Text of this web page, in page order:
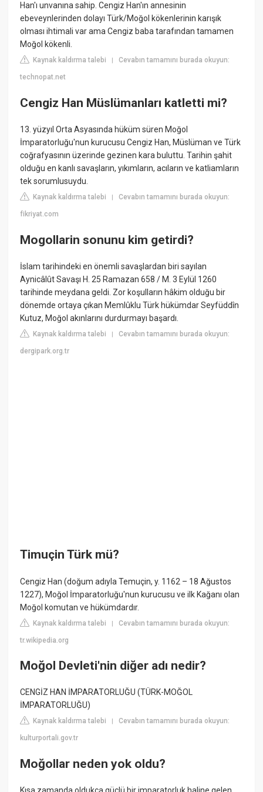
Han'ı unvanına sahip. Cengiz Han'ın annesinin
ebeveynlerinden dolayı Türk/Moğol kökenlerinin karışık
olması ihtimali var ama Cengiz baba tarafından tamamen
Moğol kökenli.
Kaynak kaldırma talebi |Cevabın tamamını burada okuyun:
technopat.net
Cengiz Han Müslümanları katletti mi?
13. yüzyıl Orta Asyasında hüküm süren Moğol
İmparatorluğu'nun kurucusu Cengiz Han, Müslüman ve Türk
coğrafyasının üzerinde gezinen kara buluttu. Tarihin şahit
olduğu en kanlı savaşların, yıkımların, acıların ve katliamların
tek sorumlusuydu.
Kaynak kaldırma talebi |Cevabın tamamını burada okuyun:
fikriyat.com
Mogollarin sonunu kim getirdi?
İslam tarihindeki en önemli savaşlardan biri sayılan
Aynicâlût Savaşı H. 25 Ramazan 658 / M. 3 Eylül 1260
tarihinde meydana geldi. Zor koşulların hâkim olduğu bir
dönemde ortaya çıkan Memlûklu Türk hükümdar Seyfüddîn
Kutuz, Moğol akınlarını durdurmayı başardı.
Kaynak kaldırma talebi |Cevabın tamamını burada okuyun:
dergipark.org.tr
Timuçin Türk mü?
Cengiz Han (doğum adıyla Temuçin, y. 1162 – 18 Ağustos
1227), Moğol İmparatorluğu'nun kurucusu ve ilk Kağanı olan
Moğol komutan ve hükümdardır.
Kaynak kaldırma talebi |Cevabın tamamını burada okuyun:
tr.wikipedia.org
Moğol Devleti'nin diğer adı nedir?
CENGİZ HAN İMPARATORLUĞU (TÜRK-MOĞOL
İMPARATORLUĞU)
Kaynak kaldırma talebi |Cevabın tamamını burada okuyun:
kulturportali.gov.tr
Moğollar neden yok oldu?